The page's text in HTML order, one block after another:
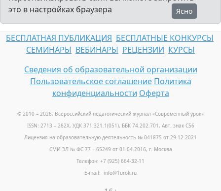
это в настройках браузера
Ясно
БЕСПЛАТНАЯ ПУБЛИКАЦИЯ БЕСПЛАТНЫЕ КОНКУРСЫ
СЕМИНАРЫ ВЕБИНАРЫ РЕЦЕНЗИИ КУРСЫ
Сведения об образовательной организации
Пользовательское соглашение Политика
конфиденциальности Оферта
© 2010 – 2026, Всероссийский педагогический журнал «Современный урок»
ISSN: 2713 – 282X, УДК 371.321.1(051), ББК 74.202.701, Авт. знак С56
Лицензия на образовательную деятельность № 041875 от 29.12.2021
СМИ ЭЛ № ФС 77 – 65249 от 01.04.2016, г. Москва
Телефон: +7 (925) 664-32-11
E-mail: info@1urok.ru